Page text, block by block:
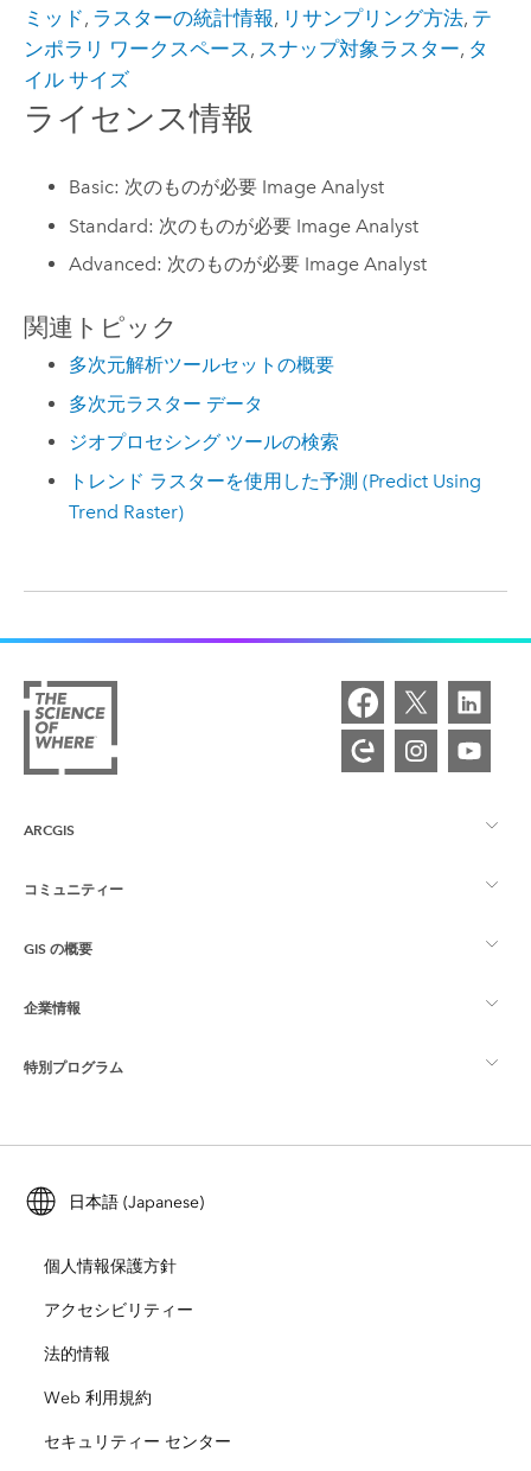
ミッド, ラスターの統計情報, リサンプリング方法, テ
ンポラリ ワークスペース , スナップ対象ラスター, タ
イル サイズ
ライセンス情報
Basic: 次のものが必要 Image Analyst
Standard: 次のものが必要 Image Analyst
Advanced: 次のものが必要 Image Analyst
関連トピック
多次元解析ツールセットの概要
多次元ラスター データ
ジオプロセシング ツールの検索
トレンド ラスターを使用した予測 (Predict Using
Trend Raster)
ARCGIS
ArcGIS の概要
マッピング
Esri ストア
コミュニティー
Esri Community
ArcGIS ブログ
Esri Young Professionals Network
GIS の概要
GIS とは
ロケーション インテリジェンス
トレーニング
ArcUser
ArcNews
ArcWatch
企業情報
Esri について
採用情報
オープンビジョン
企業行動規範
特別プログラム
ArcGIS for Student Use
自然保護
教育機関
日本語 (Japanese)
個人情報保護方針
アクセシビリティー
法的情報
Web 利用規約
セキュリティー センター